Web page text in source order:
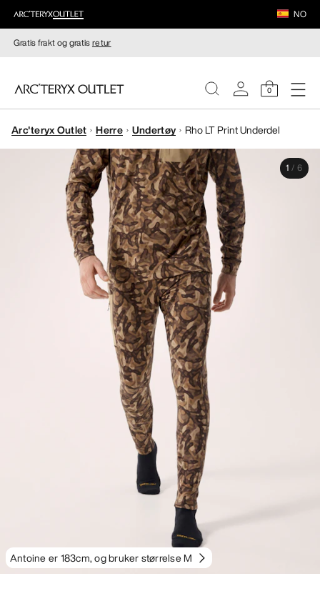
NO
Gratis frakt og gratisretur
0
DAMER
HERRER
Arc'teryx Outlet Herre Undertøy Rho LT Print Underdel
Antoine er 183cm, og bruker størrelse M
1 / 6